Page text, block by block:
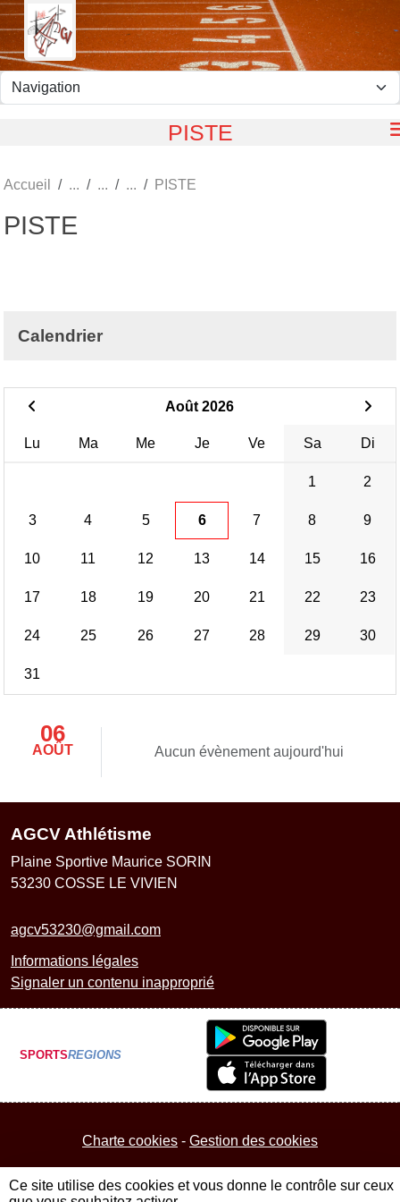
PISTE
Accueil PISTE
PISTE
Calendrier
Août 2026
Lu Ma Me Je Ve Sa Di
1 2
3 4 5 6 7 8 9
10 11 12 13 14 15 16
17 18 19 20 21 22 23
24 25 26 27 28 29 30
31
06
AOÛT Aucun évènement aujourd'hui
AGCV Athlétisme
Plaine Sportive Maurice SORIN
53230 COSSE LE VIVIEN
agcv53230@gmail.com
Informations légales
Signaler un contenu inapproprié
SPORTSREGIONS
Charte cookies Gestion des cookies
Panneau de gestion des cookies
Ce site utilise des cookies et vous donne le contrôle sur ceux